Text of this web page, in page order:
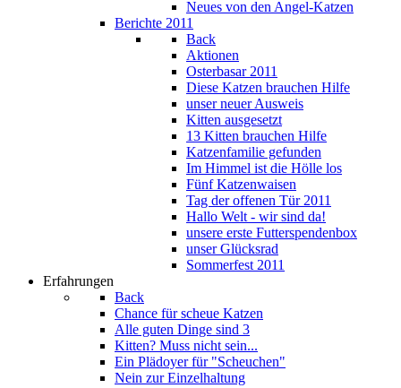
Neues von den Angel-Katzen
Berichte 2011
Back
Aktionen
Osterbasar 2011
Diese Katzen brauchen Hilfe
unser neuer Ausweis
Kitten ausgesetzt
13 Kitten brauchen Hilfe
Katzenfamilie gefunden
Im Himmel ist die Hölle los
Fünf Katzenwaisen
Tag der offenen Tür 2011
Hallo Welt - wir sind da!
unsere erste Futterspendenbox
unser Glücksrad
Sommerfest 2011
Erfahrungen
Back
Chance für scheue Katzen
Alle guten Dinge sind 3
Kitten? Muss nicht sein...
Ein Plädoyer für "Scheuchen"
Nein zur Einzelhaltung